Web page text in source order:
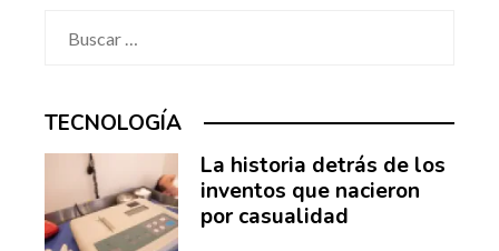
TECNOLOGÍA
La historia detrás de los
inventos que nacieron
por casualidad